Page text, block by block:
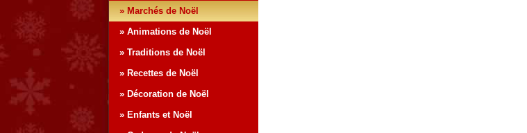
» Marchés de Noël
» Animations de Noël
» Traditions de Noël
» Recettes de Noël
» Décoration de Noël
» Enfants et Noël